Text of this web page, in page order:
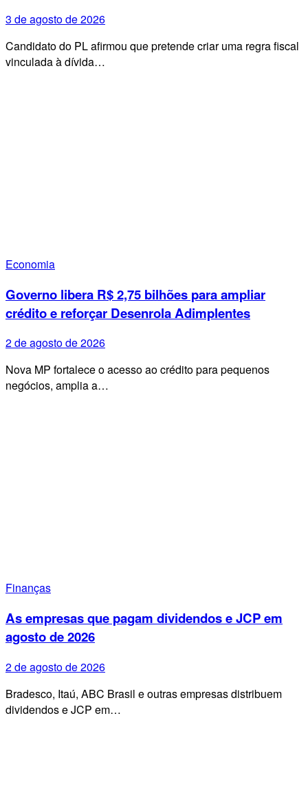
3 de agosto de 2026
Candidato do PL afirmou que pretende criar uma regra fiscal
vinculada à dívida…
Economia
Governo libera R$ 2,75 bilhões para ampliar
crédito e reforçar Desenrola Adimplentes
2 de agosto de 2026
Nova MP fortalece o acesso ao crédito para pequenos
negócios, amplia a…
Finanças
As empresas que pagam dividendos e JCP em
agosto de 2026
2 de agosto de 2026
Bradesco, Itaú, ABC Brasil e outras empresas distribuem
dividendos e JCP em…